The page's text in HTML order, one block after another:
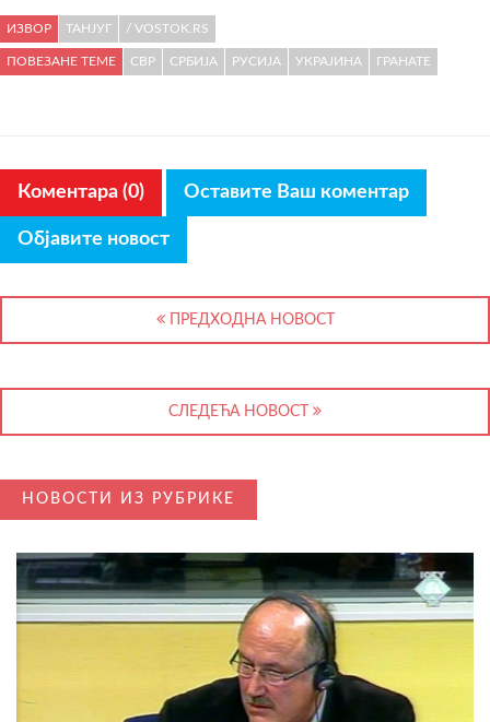
ИЗВОР ТАНЈУГ / VOSTOK.RS
ПОВЕЗАНЕ ТЕМЕ СВР СРБИЈА РУСИЈА УКРАЈИНА ГРАНАТЕ
Коментара (0) Оставите Ваш коментар
Објавите новост
ПРЕДХОДНА НОВОСТ
СЛЕДЕЋА НОВОСТ
НОВОСТИ ИЗ РУБРИКЕ